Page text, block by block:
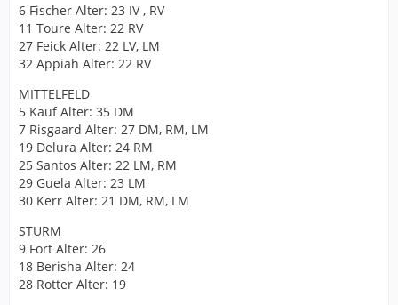
6 Fischer Alter: 23 IV , RV
11 Toure Alter: 22 RV
27 Feick Alter: 22 LV, LM
32 Appiah Alter: 22 RV
MITTELFELD
5 Kauf Alter: 35 DM
7 Risgaard Alter: 27 DM, RM, LM
19 Delura Alter: 24 RM
25 Santos Alter: 22 LM, RM
29 Guela Alter: 23 LM
30 Kerr Alter: 21 DM, RM, LM
STURM
9 Fort Alter: 26
18 Berisha Alter: 24
28 Rotter Alter: 19